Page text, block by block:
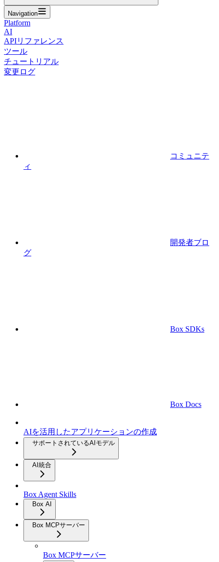
Navigation
Platform
AI
APIリファレンス
ツール
チュートリアル
変更ログ
コミュニテ
ィ
開発者ブロ
グ
Box SDKs
Box Docs
AIを活用したアプリケーションの作成
サポートされているAIモデル
AI統合
Box Agent Skills
Box AI
Box MCPサーバー
Box MCPサーバー